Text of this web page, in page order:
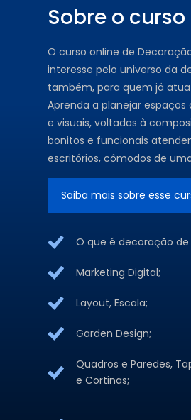
Sobre o
O curso online de
interesse pelo universo da
também, para quem já
Aprenda a planejar
e visuais, voltadas à
bonitos e funcionais
escritórios, cômodos de
Saiba mais sobre esse
O que é decoração
Marketing Digital;
Layout, Escala;
Garden Design;
Quadros e Paredes,
e Cortinas;